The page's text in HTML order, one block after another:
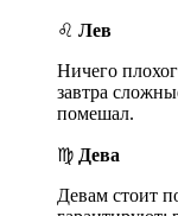
♌ Лев
Ничего
завтра
помешал.
♍ Дева
Девам стоит